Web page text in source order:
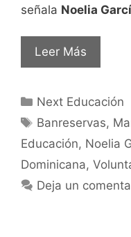
señala Noelia
Leer Más
Next Educación
Banreservas,
Educación, Noelia
Dominicana,
Deja un